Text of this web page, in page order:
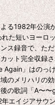
る1982年公演
た短いヨーロ
ス録音で、た
ット完全収録
Again」はのっ
のメリハリの
の歌詞「A〜
エイジアサウ